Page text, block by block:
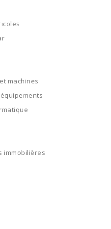
machines
immobilières